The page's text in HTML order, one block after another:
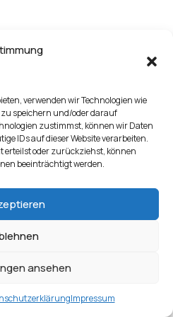
verwenden wir Technologien wie
speichern und/oder darauf
zustimmst, können wir Daten
IDs auf dieser Website verarbeiten.
oder zurückziehst, können
beeinträchtigt werden.
ansehen
Impressum